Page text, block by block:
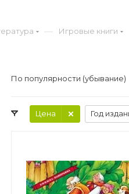
— Игровые книги
По популярности (убывание)
Цена Год
Корней